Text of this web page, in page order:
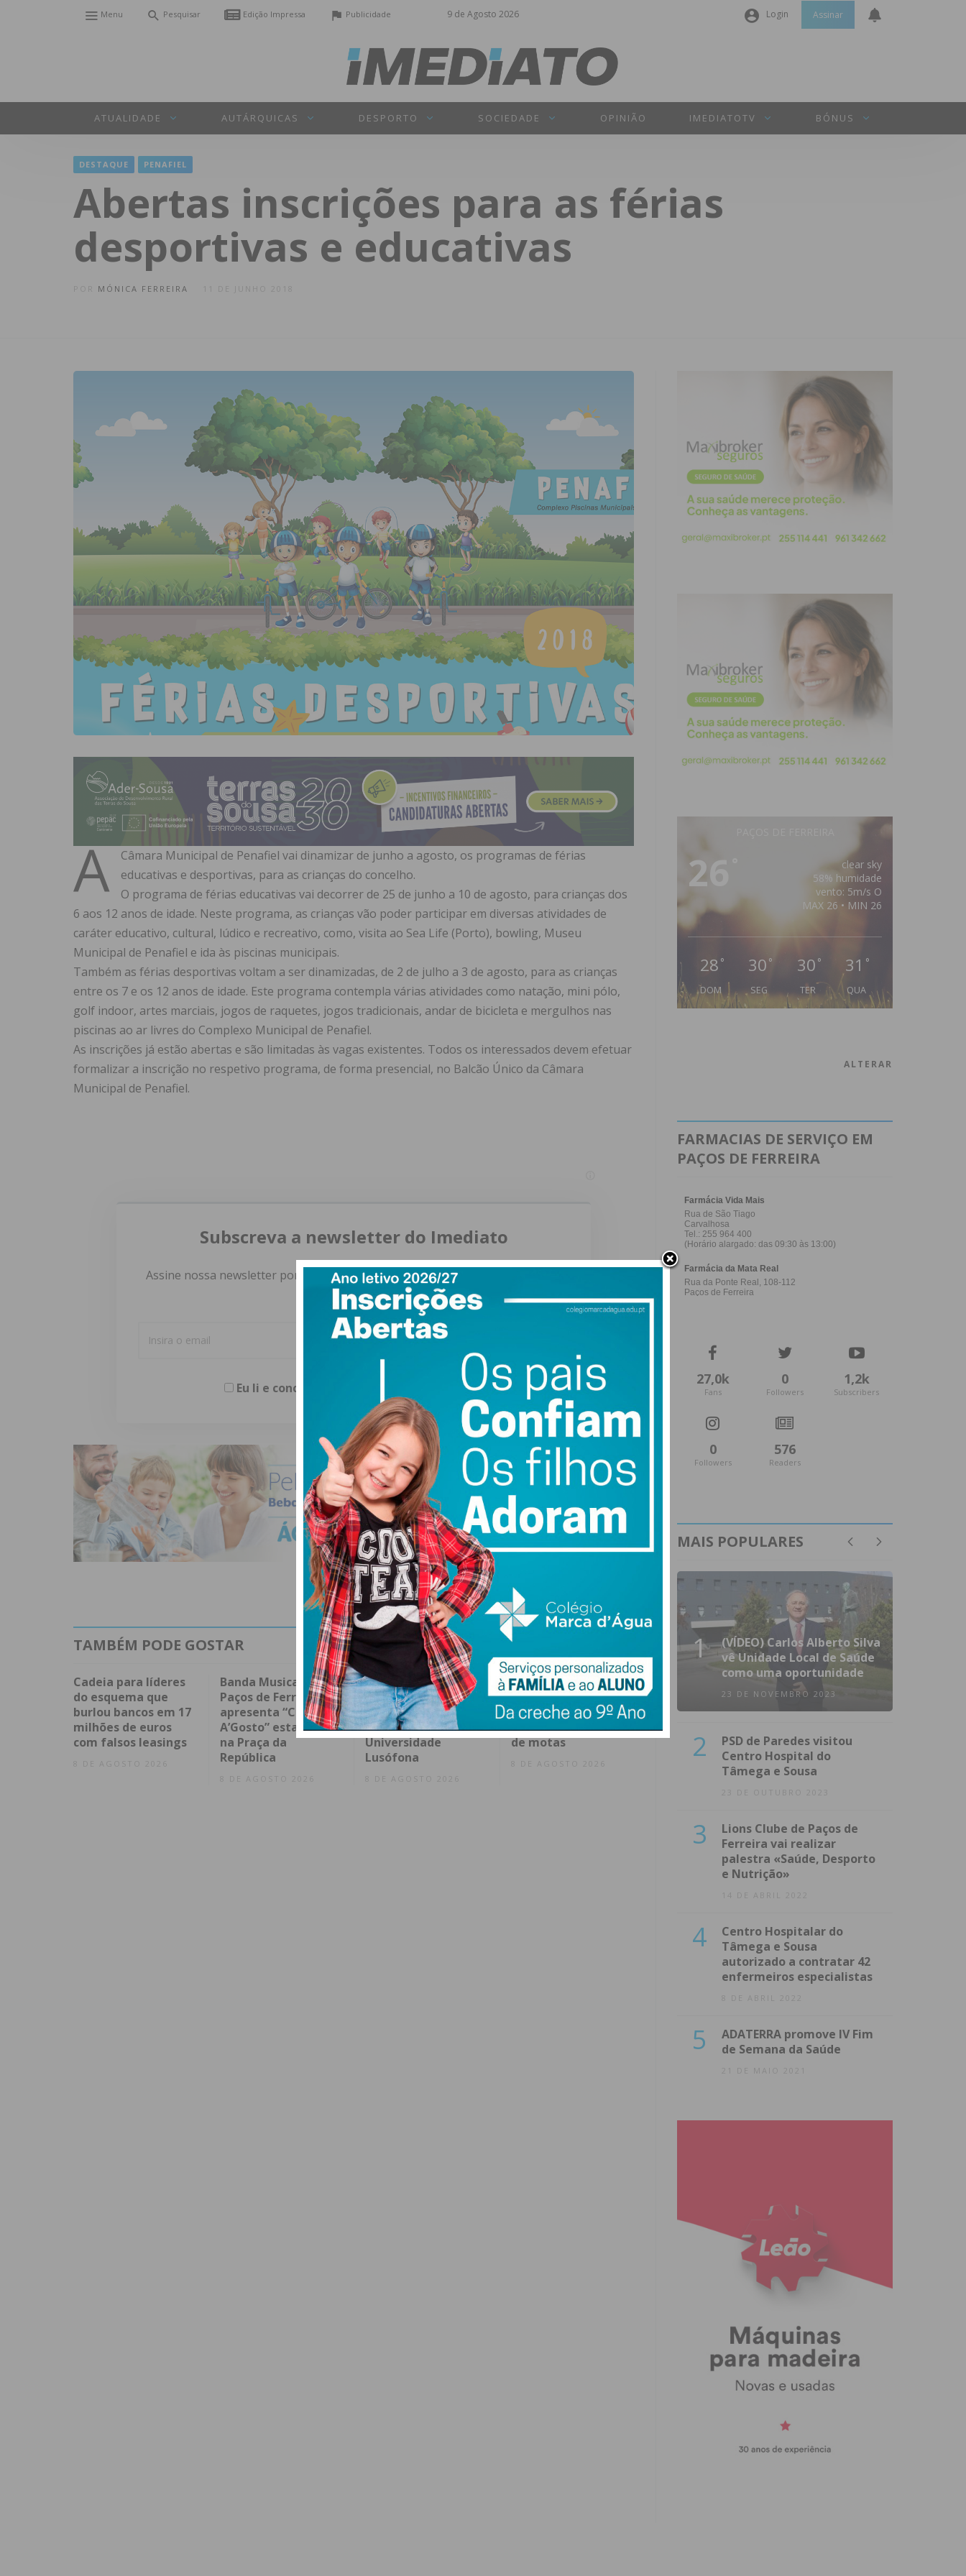
9 de Agosto 2026
Menu Pesquisar Edição Impressa Publicidade Login
Senha
Assinar
ATUALIDADE AUTÁRQUICAS DESPORTO SOCIEDADE OPINIÃO IMEDIATOTV BÓNUS
DESTAQUE PENAFIEL
Abertas inscrições para as férias
desportivas e educativas
MÓNICA FERREIRA
A
Câmara Municipal de Penafiel vai dinamizar de junho a agosto, os programas de férias
educativas e desportivas, para as crianças do concelho.
O programa de férias educativas vai decorrer de 25 de junho a 10 de agosto, para crianças dos
6 aos 12 anos de idade. Neste programa, as crianças vão poder participar em diversas atividades de
caráter educativo, cultural, lúdico e recreativo, como, visita ao Sea Life (Porto), bowling, Museu
Municipal de Penafiel e ida às piscinas municipais.
Também as férias desportivas voltam a ser dinamizadas, de 2 de julho a 3 de agosto, para as crianças
entre os 7 e os 12 anos de idade. Este programa contempla várias atividades como natação, mini pólo,
golf indoor, artes marciais, jogos de raquetes, jogos tradicionais, andar de bicicleta e mergulhos nas
piscinas ao ar livres do Complexo Municipal de Penafiel.
As inscrições já estão abertas e são limitadas às vagas existentes. Todos os interessados devem efetuar
formalizar a inscrição no respetivo programa, de forma presencial, no Balcão Único da Câmara
Municipal de Penafiel.
Subscreva a newsletter do Imediato
Assine nossa newsletter por e-mail e obtenha de forma regular a informação
atualizada.
Eu li e concordo com os termos e condições
TAMBÉM PODE GOSTAR
Cadeia para líderes
do esquema que
burlou bancos em 17
milhões de euros
com falsos leasings
8 DE AGOSTO 2026
Banda Musical de
Paços de Ferreira
apresenta “Concerto
A’Gosto” esta noite
na Praça da
República
8 DE AGOSTO 2026
Penafiel abre
candidaturas a bolsa
de estudo para
alunos da
Universidade
Lusófona
8 DE AGOSTO 2026
Jovem de 18 anos
detido por condução
perigosa em
concentração ilegal
de motas
8 DE AGOSTO 2026
26
clear sky
58% humidade
vento: 5m/s O
MAX 26 • MIN 26
28 °
DOM
30 °
SEG
30 °
TER
31 °
QUA
ALTERAR
FARMACIAS DE SERVIÇO EM
PAÇOS DE FERREIRA
27,0k
Fans
0
Followers
1,2k
Subscribers
0
Followers
576
Readers
MAIS POPULARES
1
(VÍDEO) Carlos Alberto Silva
vê Unidade Local de Saúde
como uma oportunidade
23 DE NOVEMBRO 2023
2
PSD de Paredes visitou
Centro Hospital do
Tâmega e Sousa
23 DE OUTUBRO 2023
3
Lions Clube de Paços de
Ferreira vai realizar
palestra «Saúde, Desporto
e Nutrição»
14 DE ABRIL 2022
4
Centro Hospitalar do
Tâmega e Sousa
autorizado a contratar 42
enfermeiros especialistas
8 DE ABRIL 2022
5
ADATERRA promove IV Fim
de Semana da Saúde
21 DE MAIO 2021